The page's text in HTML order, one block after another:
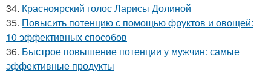
34. Красноярский голос Ларисы Долиной
35. Повысить потенцию с помощью фруктов и овощей:
10 эффективных способов
36. Быстрое повышение потенции у мужчин: самые
эффективные продукты